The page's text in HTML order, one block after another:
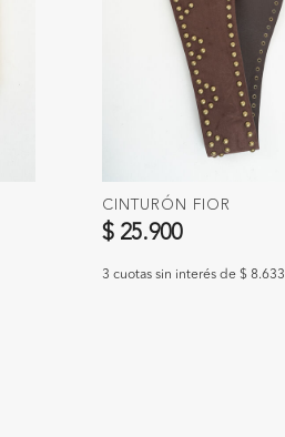
CINTURÓN FIOR
$ 25.900
3 cuotas sin interés de $ 8.633